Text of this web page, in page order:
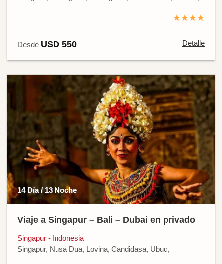
★★★★
Desde USD 550 Detalle
14 Día / 13 Noche
Viaje a Singapur – Bali – Dubai en privado
Singapur - Indonesia
Singapur, Nusa Dua, Lovina, Candidasa, Ubud,